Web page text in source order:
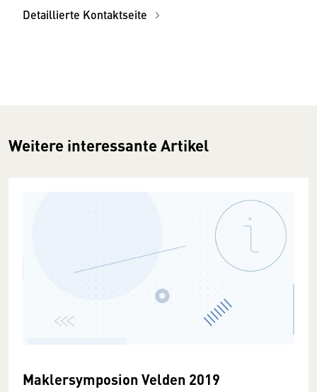
Detaillierte Kontaktseite
Weitere interessante Artikel
Maklersymposion Velden 2019